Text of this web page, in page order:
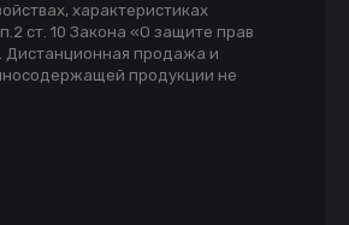
характеристиках
ст. 10 Закона «О защите прав
Дистанционная продажа и
продукции не